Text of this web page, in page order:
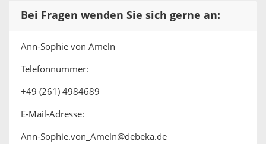
Bei Fragen wenden Sie sich gerne an:
Ann-Sophie von Ameln
Telefonnummer:
+49 (261) 4984689
E-Mail-Adresse:
Ann-Sophie.von_Ameln@debeka.de